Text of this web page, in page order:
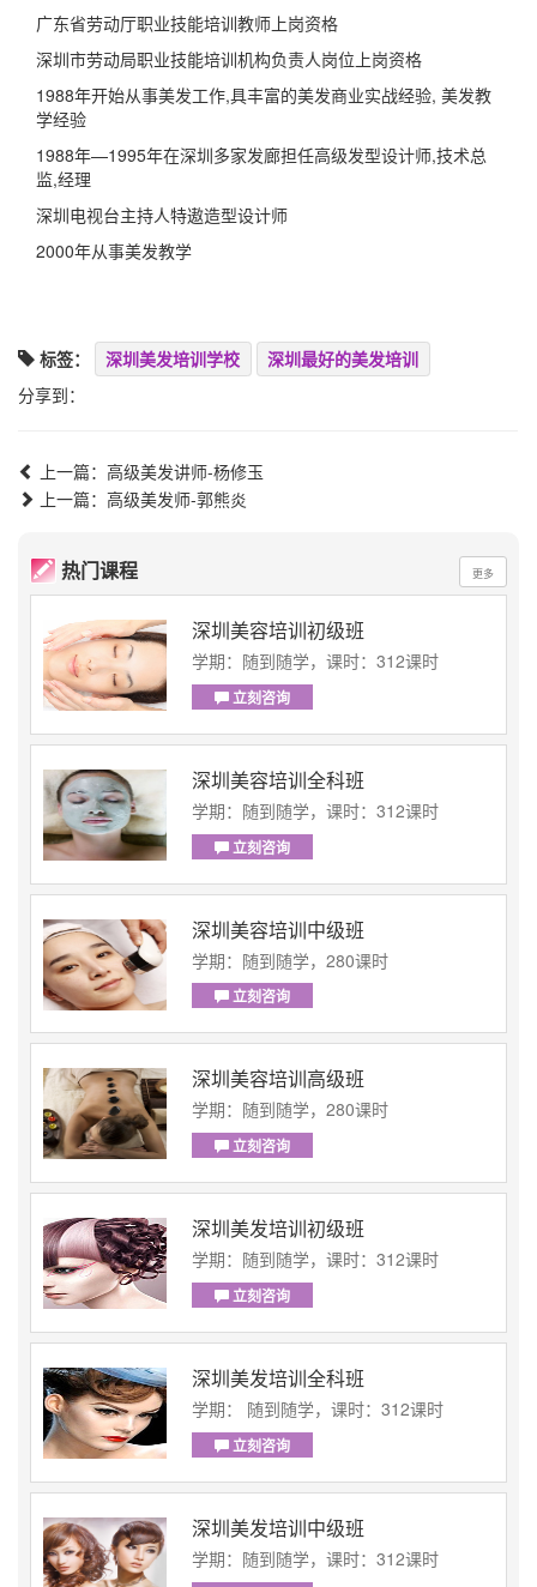
广东省劳动厅职业技能培训教师上岗资格
深圳市劳动局职业技能培训机构负责人岗位上岗资格
1988年开始从事美发工作,具丰富的美发商业实战经验, 美发教
学经验
1988年—1995年在深圳多家发廊担任高级发型设计师,技术总
监,经理
深圳电视台主持人特遨造型设计师
2000年从事美发教学
标签： 深圳美发培训学校
深圳最好的美发培训
分享到：
上一篇：高级美发讲师-杨修玉
上一篇：高级美发师-郭熊炎
热门课程 更多
深圳美容培训初级班
学期：随到随学，课时：312课时
立刻咨询
深圳美容培训全科班
学期：随到随学，课时：312课时
立刻咨询
深圳美容培训中级班
学期：随到随学，280课时
立刻咨询
深圳美容培训高级班
学期：随到随学，280课时
立刻咨询
深圳美发培训初级班
学期：随到随学，课时：312课时
立刻咨询
深圳美发培训全科班
学期： 随到随学，课时：312课时
立刻咨询
深圳美发培训中级班
学期：随到随学，课时：312课时